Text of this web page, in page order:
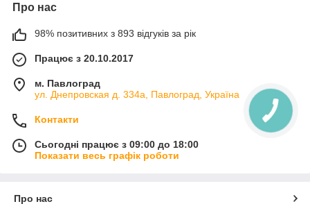
Про нас
98% позитивних з 893 відгуків за рік
Працює з 20.10.2017
м. Павлоград
ул. Днепровская д. 334а, Павлоград, Україна
Контакти
Сьогодні працює з 09:00 до 18:00
Показати весь графік роботи
Про нас